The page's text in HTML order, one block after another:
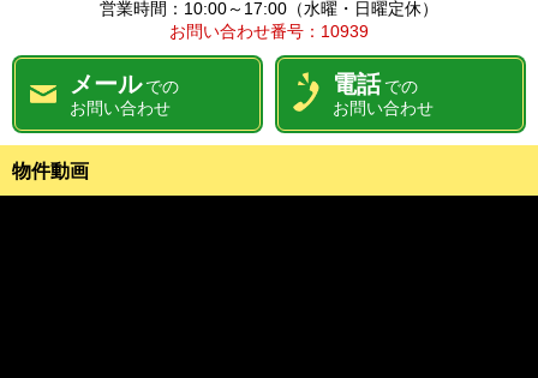
営業時間：10:00～17:00（水曜・日曜定休）
お問い合わせ番号：10939
メール での
お問い合わせ
電話 での
お問い合わせ
物件動画